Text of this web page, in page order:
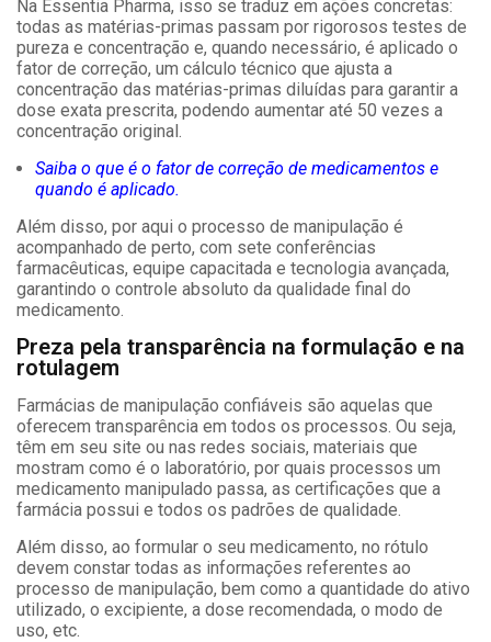
Na Essentia Pharma, isso se traduz em ações concretas:
todas as matérias-primas passam por rigorosos testes de
pureza e concentração e, quando necessário, é aplicado o
fator de correção, um cálculo técnico que ajusta a
concentração das matérias-primas diluídas para garantir a
dose exata prescrita, podendo aumentar até 50 vezes a
concentração original.
Saiba o que é o fator de correção de medicamentos e
quando é aplicado.
Além disso, por aqui o processo de manipulação é
acompanhado de perto, com sete conferências
farmacêuticas, equipe capacitada e tecnologia avançada,
garantindo o controle absoluto da qualidade final do
medicamento.
Preza pela transparência na formulação e na
rotulagem
Farmácias de manipulação confiáveis são aquelas que
oferecem transparência em todos os processos. Ou seja,
têm em seu site ou nas redes sociais, materiais que
mostram como é o laboratório, por quais processos um
medicamento manipulado passa, as certificações que a
farmácia possui e todos os padrões de qualidade.
Além disso, ao formular o seu medicamento, no rótulo
devem constar todas as informações referentes ao
processo de manipulação, bem como a quantidade do ativo
utilizado, o excipiente, a dose recomendada, o modo de
uso, etc.